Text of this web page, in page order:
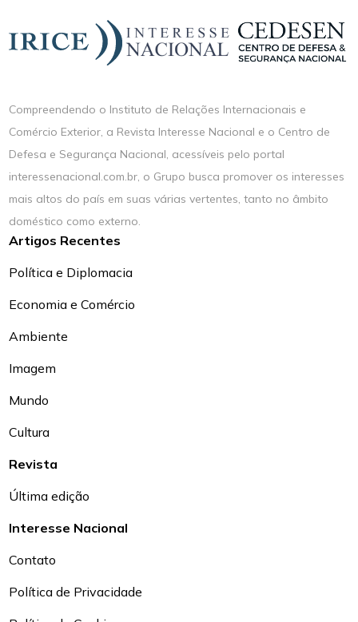
Compreendendo o Instituto de Relações Internacionais e
Comércio Exterior, a Revista Interesse Nacional e o Centro de
Defesa e Segurança Nacional, acessíveis pelo portal
interessenacional.com.br, o Grupo busca promover os interesses
mais altos do país em suas várias vertentes, tanto no âmbito
doméstico como externo.
Artigos Recentes
Política e Diplomacia
Economia e Comércio
Ambiente
Imagem
Mundo
Cultura
Revista
Última edição
Interesse Nacional
Contato
Política de Privacidade